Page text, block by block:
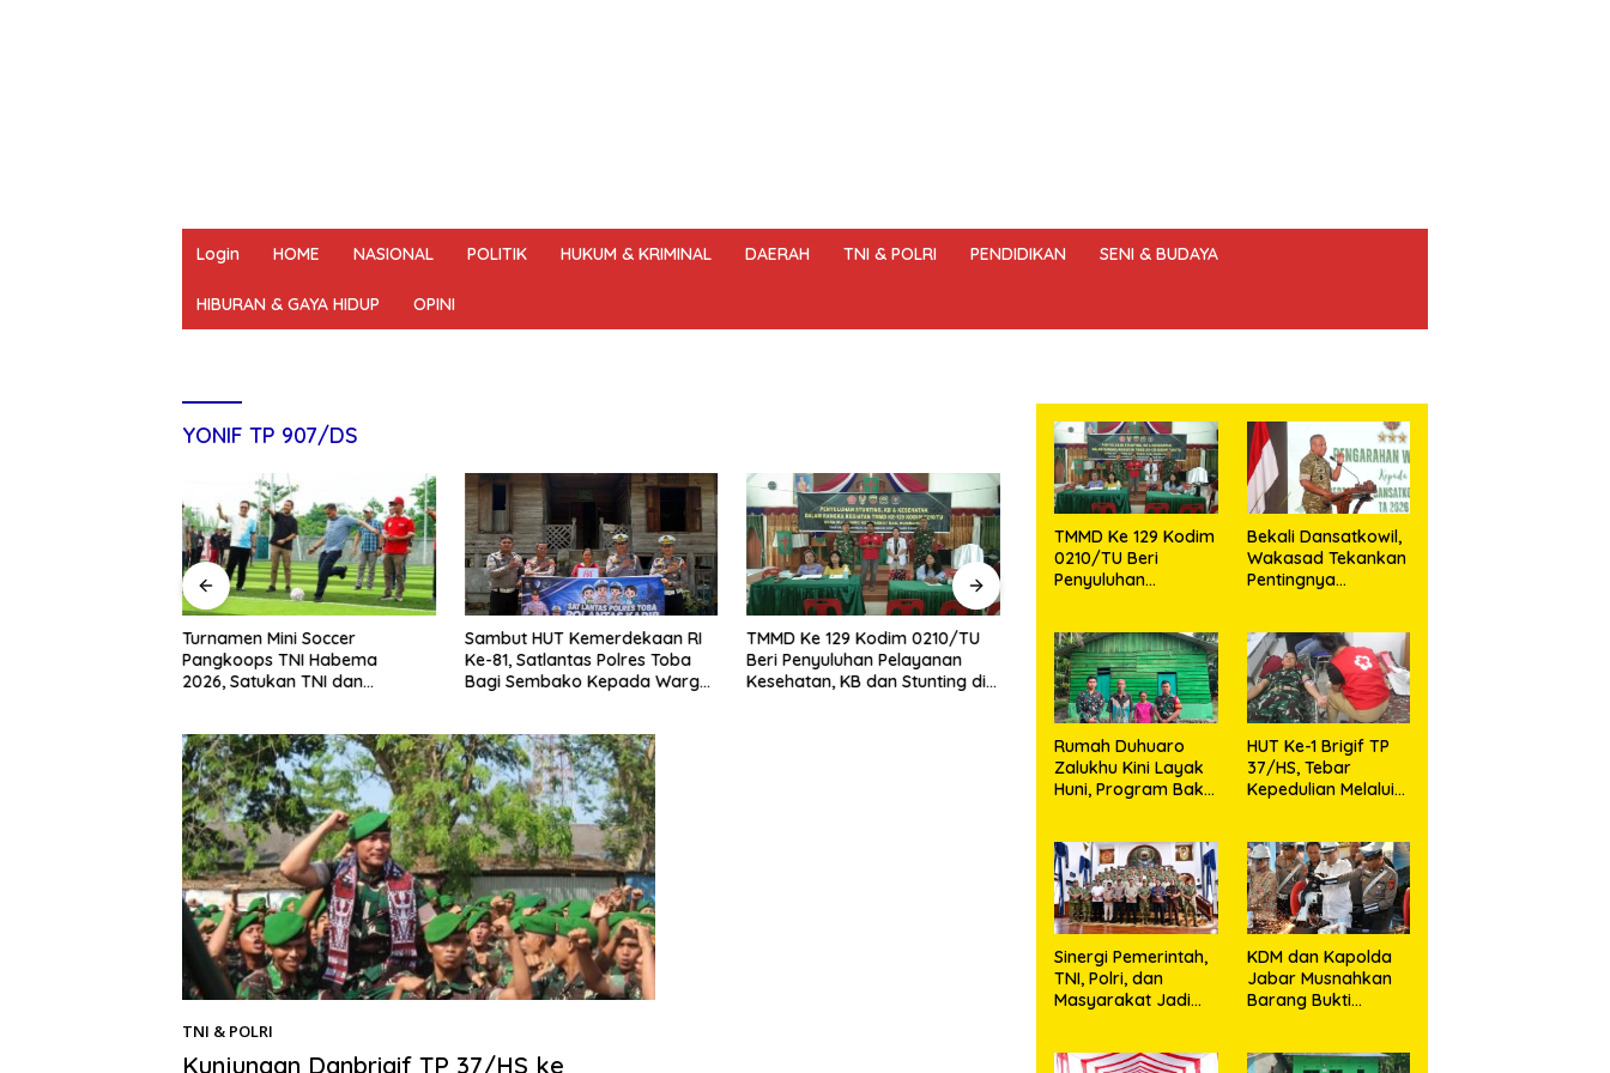
Login HOME NASIONAL POLITIK HUKUM & KRIMINAL DAERAH TNI & POLRI PENDIDIKAN SENI & BUDAYA
HIBURAN & GAYA HIDUP OPINI
YONIF TP 907/DS
Turnamen Mini Soccer
Pangkoops TNI Habema
2026, Satukan TNI dan
Sambut HUT Kemerdekaan RI
Ke-81, Satlantas Polres Toba
Bagi Sembako Kepada Warga
TMMD Ke 129 Kodim 0210/TU
Beri Penyuluhan Pelayanan
Kesehatan, KB dan Stunting di
Bekali Dansatkowil, Wakasad
Tekankan Pentingnya
Komunikasi
Rumah Duhuaro Zalukhu Kini
Layak Huni, Program Bakti TNI
Hadirkan Harapan Baru di Nias
Utara
TNI & POLRI
Kunjungan Danbrigif TP 37/HS ke
TMMD Ke 129 Kodim
0210/TU Beri
Penyuluhan
Stunting di Desa
Sijarango
Bekali Dansatkowil,
Wakasad Tekankan
Pentingnya
Rumah Duhuaro
Zalukhu Kini Layak
Huni, Program Bakti
Nias Utara
HUT Ke-1 Brigif TP
37/HS, Tebar
Kepedulian Melalui
Harapan Hidup Bagi
Yang
Membutuhkan
Sinergi Pemerintah,
TNI, Polri, dan
Masyarakat Jadi
Kondusif
KDM dan Kapolda
Jabar Musnahkan
Barang Bukti
Brong dan